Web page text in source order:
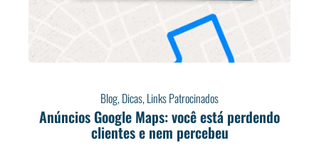
Blog,Dicas,Links Patrocinados
Anúncios Google Maps: você está perdendo
clientes e nem percebeu